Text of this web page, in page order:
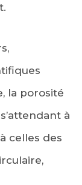
la porosité
à
celles des